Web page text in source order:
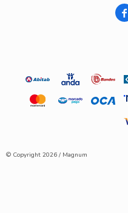

© Copyright 2026 / Magnum